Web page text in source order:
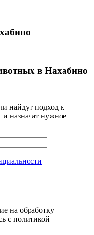
в Нахабино
найдут подход к
назначат нужное
на обработку
c политикой